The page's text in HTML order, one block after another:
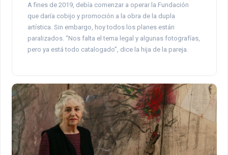
A fines de 2019, debía comenzar a operar la Fundación
que daría cobijo y promoción a la obra de la dupla
artística. Sin embargo, hoy todos los planes están
paralizados. “Nos falta el tema legal y algunas fotografías,
pero ya está todo catalogado”, dice la hija de la pareja.